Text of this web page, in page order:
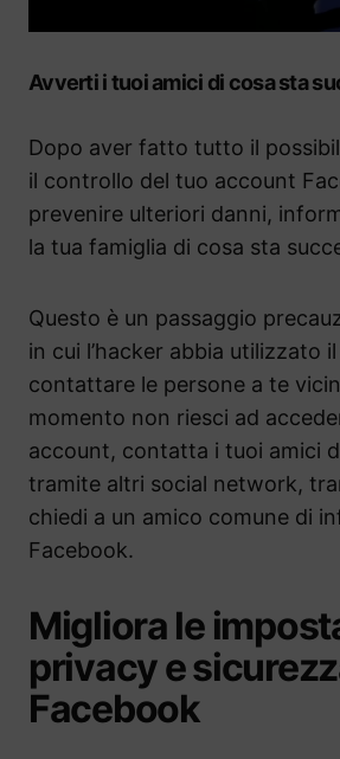
Avverti i tuoi amici di cosa sta
Dopo aver fatto tutto il
il controllo del tuo account
prevenire ulteriori danni,
la tua famiglia di cosa sta
Questo è un passaggio
in cui l’hacker abbia utilizzato
contattare le persone a te
momento non riesci ad
account, contatta i tuoi amici
tramite altri social network,
chiedi a un amico comune di
Facebook.
Migliora le
privacy e
Facebook